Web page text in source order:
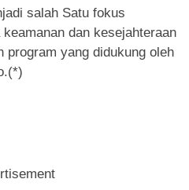
salah Satu fokus
dan kesejahteraan
program yang didukung oleh